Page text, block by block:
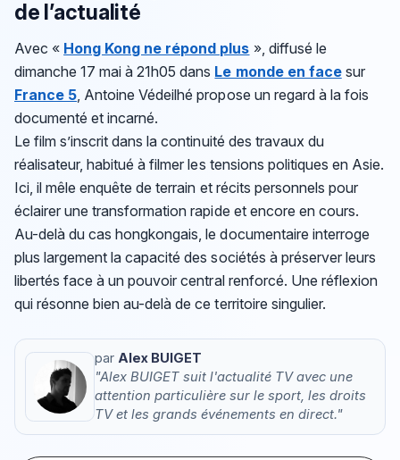
de l’actualité
Avec « Hong Kong ne répond plus », diffusé le
dimanche 17 mai à 21h05 dans Le monde en facesur
France 5, Antoine Védeilhé propose un regard à la fois
documenté et incarné.
Le film s’inscrit dans la continuité des travaux du
réalisateur, habitué à filmer les tensions politiques en Asie.
Ici, il mêle enquête de terrain et récits personnels pour
éclairer une transformation rapide et encore en cours.
Au-delà du cas hongkongais, le documentaire interroge
plus largement la capacité des sociétés à préserver leurs
libertés face à un pouvoir central renforcé. Une réflexion
qui résonne bien au-delà de ce territoire singulier.
parAlex BUIGET
"Alex BUIGET suit l'actualité TV avec une
attention particulière sur le sport, les droits
TV et les grands événements en direct."